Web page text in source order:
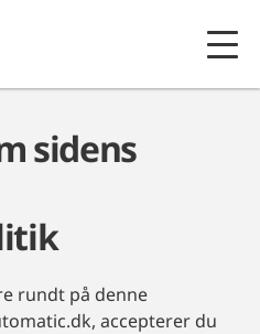
sidens
rundt på denne
accepterer du